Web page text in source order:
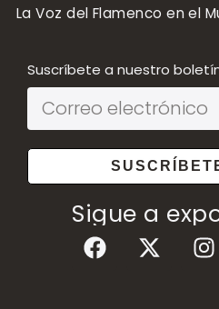
La Voz del Flamenco en el
Suscríbete a nuestro boletín
Sigue a